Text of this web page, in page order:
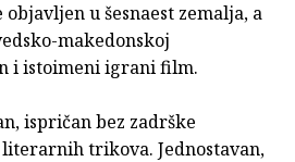
objavljen u šesnaest zemalja, a
makedonskoj
i istoimeni igrani film.
ispričan bez zadrške
trikova. Jednostavan,